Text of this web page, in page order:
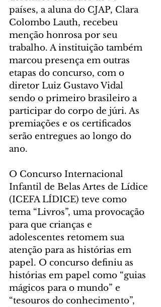
países, a aluna do CJAP, Clara
Colombo Lauth, recebeu
menção honrosa por seu
trabalho. A instituição também
marcou presença em outras
etapas do concurso, com o
diretor Luiz Gustavo Vidal
sendo o primeiro brasileiro a
participar do corpo de júri. As
premiações e os certificados
serão entregues ao longo do
ano.
O Concurso Internacional
Infantil de Belas Artes de Lídice
(ICEFA LÍDICE) teve como
tema “Livros”, uma provocação
para que crianças e
adolescentes retomem sua
atenção para as histórias em
papel. O concurso definiu as
histórias em papel como “guias
mágicos para o mundo” e
“tesouros do conhecimento”,